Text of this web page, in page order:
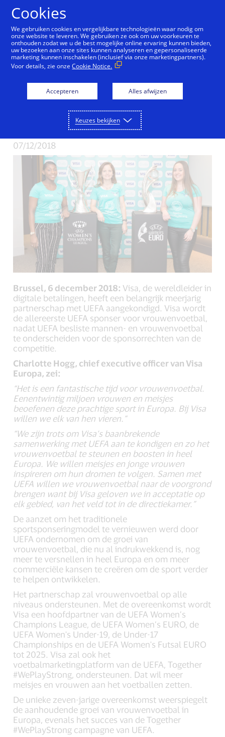
Visa ondertekent
baanbrekende deal
voor vrouwenvoetbal
met UEFA
07/12/2018
Brussel, 6 december 2018: Visa, de wereldleider in
digitale betalingen, heeft een belangrijk meerjarig
partnerschap met UEFA aangekondigd. Visa wordt
de allereerste UEFA sponser voor vrouwenvoetbal,
nadat UEFA besliste mannen- en vrouwenvoetbal
te onderscheiden voor de sponsorrechten van de
competitie.
Charlotte Hogg, chief executive officer van Visa
Europa, zei:
“Het is een fantastische tijd voor vrouwenvoetbal.
Eenentwintig miljoen vrouwen en meisjes
beoefenen deze prachtige sport in Europa. Bij Visa
willen we elk van hen vieren.”
“We zijn trots om Visa’s baanbrekende
samenwerking met UEFA aan te kondigen en zo het
vrouwenvoetbal te steunen en boosten in heel
Europa. We willen meisjes en jonge vrouwen
inspireren om hun dromen te volgen. Samen met
UEFA willen we vrouwenvoetbal naar de voorgrond
brengen want bij Visa geloven we in acceptatie op
elk gebied, van het veld tot in de directiekamer.”
De aanzet om het traditionele
sportsponseringmodel te vernieuwen werd door
UEFA ondernomen om de groei van
vrouwenvoetbal, die nu al indrukwekkend is, nog
meer te versnellen in heel Europa en om meer
commerciële kansen te creëren om de sport verder
te helpen ontwikkelen.
Het partnerschap zal vrouwenvoetbal op alle
niveaus ondersteunen. Met de overeenkomst wordt
Visa een hoofdpartner van de UEFA Women’s
Champions League, de UEFA Women’s EURO, de
UEFA Women's Under-19, de Under-17
Championships en de UEFA Women's Futsal EURO
tot 2025. Visa zal ook het
voetbalmarketingplatform van de UEFA, Together
#WePlayStrong, ondersteunen. Dat wil meer
meisjes en vrouwen aan het voetballen zetten.
De unieke zeven-jarige overeenkomst weerspiegelt
de aanhoudende groei van vrouwenvoetbal in
Europa, evenals het succes van de Together
#WePlayStrong campagne van UEFA.
Cookies
We gebruiken cookies en vergelijkbare technologieën waar nodig om
onze website te leveren. We gebruiken ze ook om uw voorkeuren te
onthouden zodat we u de best mogelijke online ervaring kunnen bieden,
uw bezoeken aan onze sites kunnen analyseren en gepersonaliseerde
marketing kunnen inschakelen (inclusief via onze marketingpartners).
Voor details, zie onzeCookie Notice.
Accepteren Alles afwijzen
Keuzes bekijken